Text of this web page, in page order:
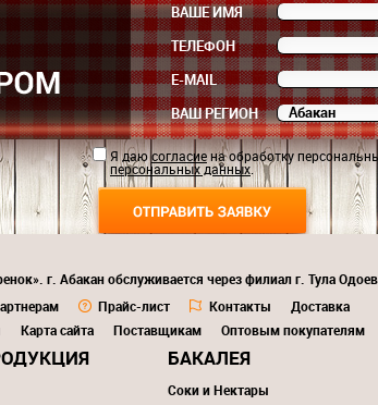
ВАШЕ ИМЯ
ТЕЛЕФОН
E-MAIL
ВАШ РЕГИОН
Я даюсогласиена обработку
персональных данных
г. Абакан обслуживается через филиал г. Тула
Прайс-лист Контакты
Доставка
Карта сайта Поставщикам Оптовым покупателям
БАКАЛЕЯ
Соки и Нектары